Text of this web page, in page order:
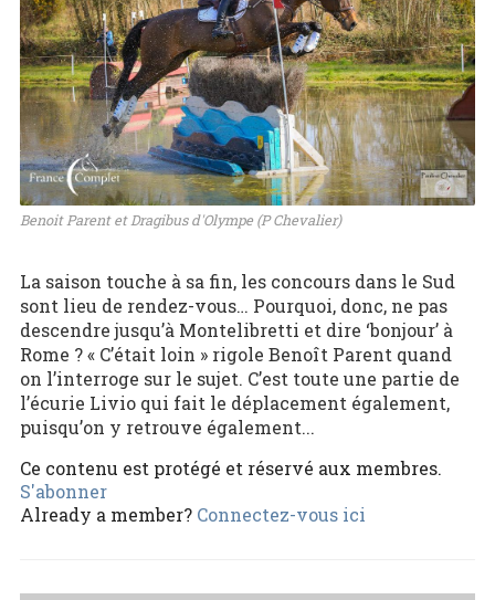
Benoit Parent et Dragibus d'Olympe (P Chevalier)
La saison touche à sa fin, les concours dans le Sud
sont lieu de rendez-vous… Pourquoi, donc, ne pas
descendre jusqu’à Montelibretti et dire ‘bonjour’ à
Rome ? « C’était loin » rigole Benoît Parent quand
on l’interroge sur le sujet. C’est toute une partie de
l’écurie Livio qui fait le déplacement également,
puisqu’on y retrouve également...
Ce contenu est protégé et réservé aux membres.
S'abonner
Already a member? Connectez-vous ici